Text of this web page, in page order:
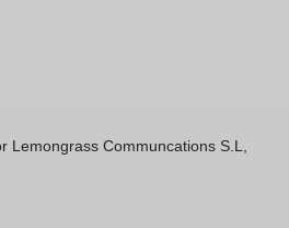
Lemongrass Communcations S.L,